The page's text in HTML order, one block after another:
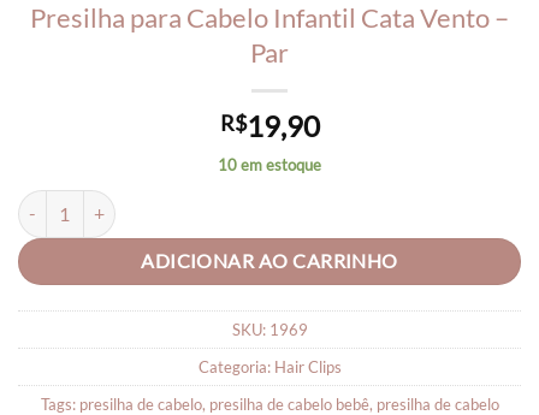
Presilha para Cabelo Infantil Cata Vento –
Par
R$19,90
10 em estoque
Presilha para Cabelo Infantil Cata Vento - Par quantidade
ADICIONAR AO CARRINHO
SKU: 1969
Categoria: Hair Clips
Tags: presilha de cabelo, presilha de cabelo bebê, presilha de cabelo